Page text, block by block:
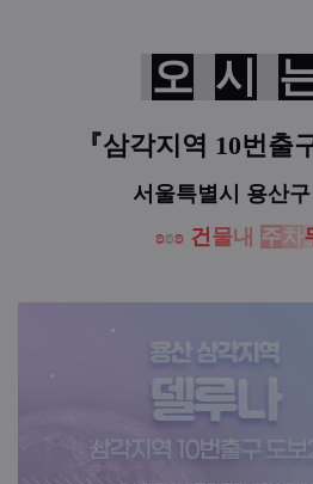
오 시
『삼각지역 10번출
서울특별시 용산
ʚʚʚ 건 물내 주차